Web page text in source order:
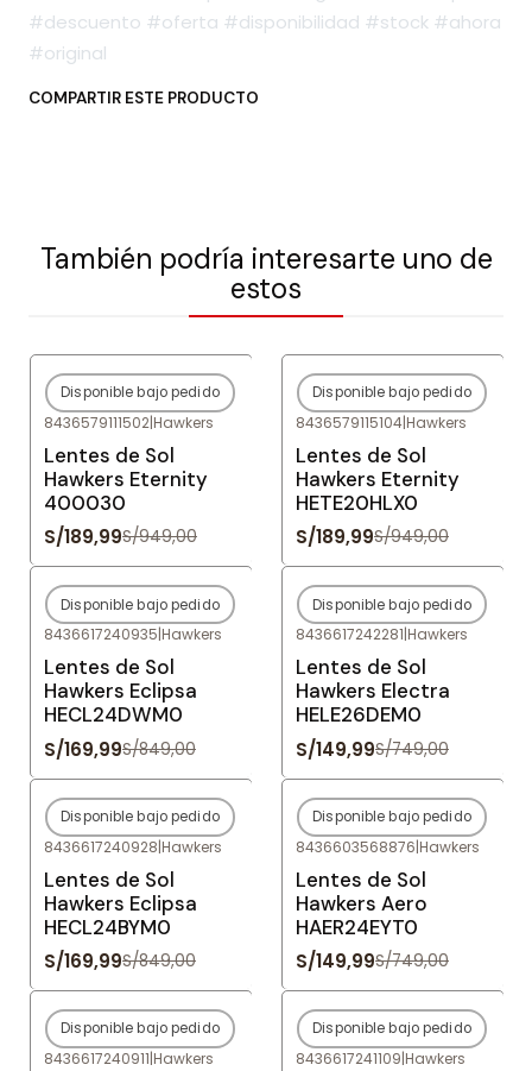
#descuento #oferta #disponibilidad #stock #ahora
#original
COMPARTIR ESTE PRODUCTO
También podría interesarte uno de
estos
-80%OFF
Agotado
Disponible bajo pedido
8436579111502|Hawkers
Lentes de Sol
Hawkers Eternity
400030
S/189,99S/949,00
-80%OFF
Agotado
Disponible bajo pedido
8436579115104|Hawkers
Lentes de Sol
Hawkers Eternity
HETE20HLX0
S/189,99S/949,00
-80%OFF
Agotado
Disponible bajo pedido
8436617240935|Hawkers
Lentes de Sol
Hawkers Eclipsa
HECL24DWM0
S/169,99S/849,00
-80%OFF
Agotado
Disponible bajo pedido
8436617242281|Hawkers
Lentes de Sol
Hawkers Electra
HELE26DEM0
S/149,99S/749,00
-80%OFF
Agotado
Disponible bajo pedido
8436617240928|Hawkers
Lentes de Sol
Hawkers Eclipsa
HECL24BYM0
S/169,99S/849,00
-80%OFF
Agotado
Disponible bajo pedido
8436603568876|Hawkers
Lentes de Sol
Hawkers Aero
HAER24EYT0
S/149,99S/749,00
-80%OFF
Agotado
Disponible bajo pedido
8436617240911|Hawkers
-80%OFF
Agotado
Disponible bajo pedido
8436617241109|Hawkers